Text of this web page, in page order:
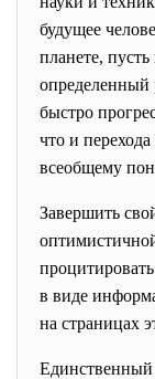
будущее
планете,
определенный
быстро
что и
всеобщему
Завершить
в виде
на страницах
Единственный